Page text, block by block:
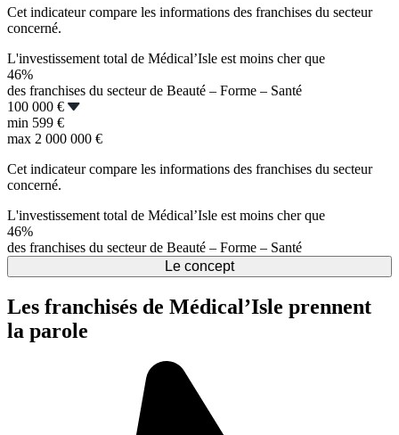
Cet indicateur compare les informations des franchises du secteur
concerné.
L'investissement total de Médical’Isle est moins cher que
46%
des franchises du secteur de Beauté – Forme – Santé
100 000 €
min 599 €
max 2 000 000 €
Cet indicateur compare les informations des franchises du secteur
concerné.
L'investissement total de Médical’Isle est moins cher que
46%
des franchises du secteur de Beauté – Forme – Santé
Le concept
Les franchisés de Médical’Isle prennent
la parole